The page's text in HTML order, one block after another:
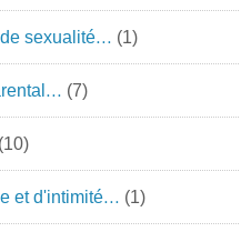
de sexualité… (1)
(7)
(10)
et d'intimité… (1)